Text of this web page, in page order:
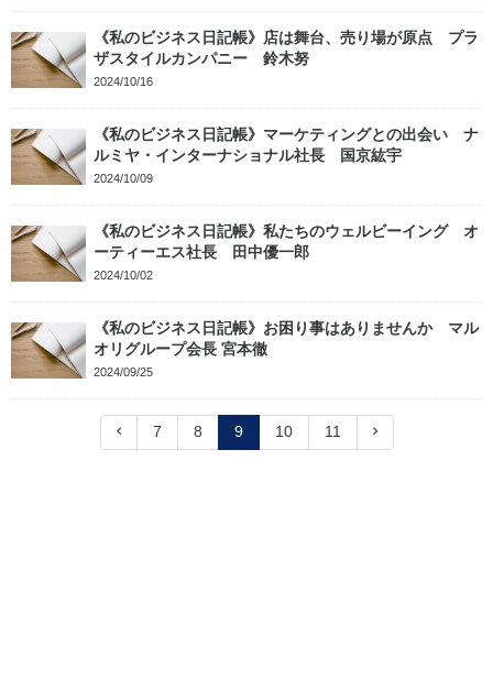
《私のビジネス日記帳》店は舞台、売り場が原点 プラ
ザスタイルカンパニー 鈴木努
2024/10/16
《私のビジネス日記帳》マーケティングとの出会い ナ
ルミヤ・インターナショナル社長 国京紘宇
2024/10/09
《私のビジネス日記帳》私たちのウェルビーイング オ
ーティーエス社長 田中優一郎
2024/10/02
《私のビジネス日記帳》お困り事はありませんか マル
オリグループ会長 宮本徹
2024/09/25
7 8 9 10 11